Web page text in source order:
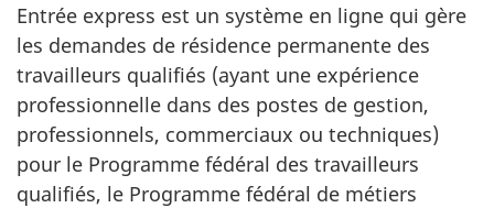
Entrée express est un système en ligne qui gère
les demandes de résidence permanente des
travailleurs qualifiés (ayant une expérience
professionnelle dans des postes de gestion,
professionnels, commerciaux ou techniques)
pour le Programme fédéral des travailleurs
qualifiés, le Programme fédéral de métiers